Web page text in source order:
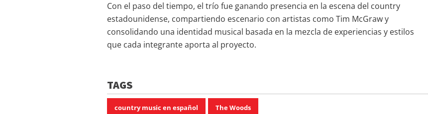
Con el paso del tiempo, el trío fue ganando presencia en la escena del country
estadounidense, compartiendo escenario con artistas como Tim McGraw y
consolidando una identidad musical basada en la mezcla de experiencias y estilos
que cada integrante aporta al proyecto.
TAGS
country music en español The Woods